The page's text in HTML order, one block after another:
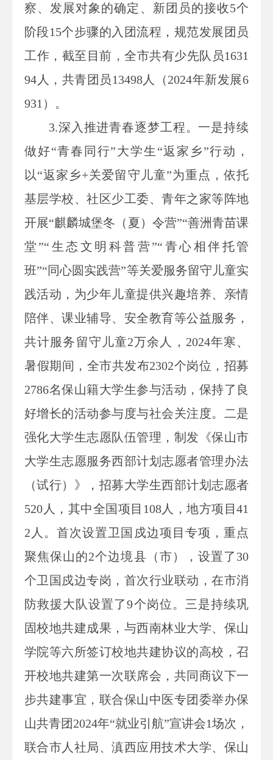
察、发展对象的确定、新团员的接收5个
阶段15个步骤的入团流程，规范发展团员
工作，截至目前，全市共有少先队员1631
94人，共青团员13498人（2024年新发展6
931）。
3.深入推进青春逐梦工程。一是持续
做好“青春同行”大学生“返家乡”行动，
以“返家乡+关爱留守儿童”为重点，依托
基层学校、社区少工委、青年之家等阵地
开展“麒麟城堡冬（夏）令营”“善洲青苗课
堂”“生态文明科普营”“青心相伴托管
班”“同心圆实践营”等关爱服务留守儿童实
践活动，为少年儿童提供兴趣培养、亲情
陪伴、课业辅导、安全教育等公益服务，
共计服务留守儿童2万余人，2024年寒、
暑假期间，全市共发布2302个岗位，招募
2786名保山籍大学生参与活动，保持了良
好增长的活动参与度与社会关注度。二是
强化大学生志愿队伍管理，制发《保山市
大学生志愿服务西部计划志愿者管理办法
（试行）》，招募大学生西部计划志愿者
520人，其中全国项目108人，地方项目41
2人。首次设置卫国戍边项目专项，重点
聚焦保山的2个边境县（市），设置了30
个卫国戍边专岗，首次行业联动，在市消
防救援大队设置了9个岗位。三是持续巩
固校地共建成果，与西南林业大学、保山
学院等六所签订校地共建协议的高校，召
开校地共建第一次联席会，共同商议下一
步共建事宜，联合保山中医专团委举办保
山共青团2024年“就业引航”宣讲会1场次，
联合市人社局、滇西应用技术大学、保山